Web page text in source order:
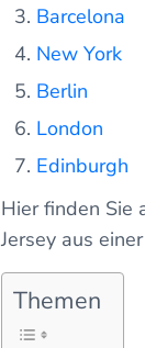
Barcelona
New York
Berlin
London
Edinburgh
Hier finden Sie
Jersey aus
Themen